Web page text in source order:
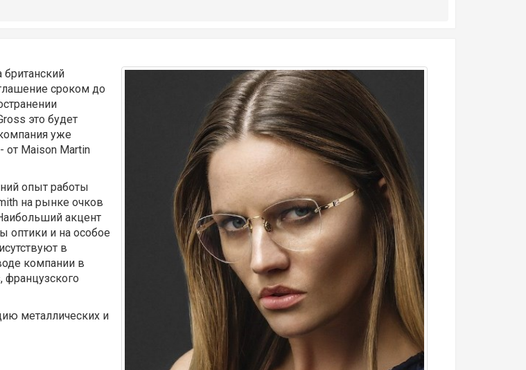
британский
сроком до
это будет
уже
от Maison Martin
опыт работы
на рынке очков
акцент
оптики и на особое
в
компании в
французского
металлических и